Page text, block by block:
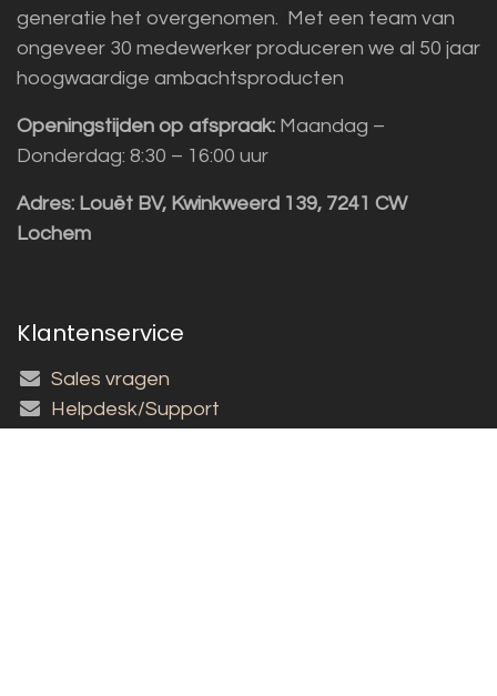
generatie het overgenomen. Met een team van
ongeveer 30 medewerker produceren we al 50 jaar
hoogwaardige ambachtsproducten
Openingstijden op afspraak: Maandag –
Donderdag: 8:30 – 16:00 uur
Adres: Louët BV, Kwinkweerd 139, 7241 CW
Lochem
Klantenservice
Sales vragen
Helpdesk/Support